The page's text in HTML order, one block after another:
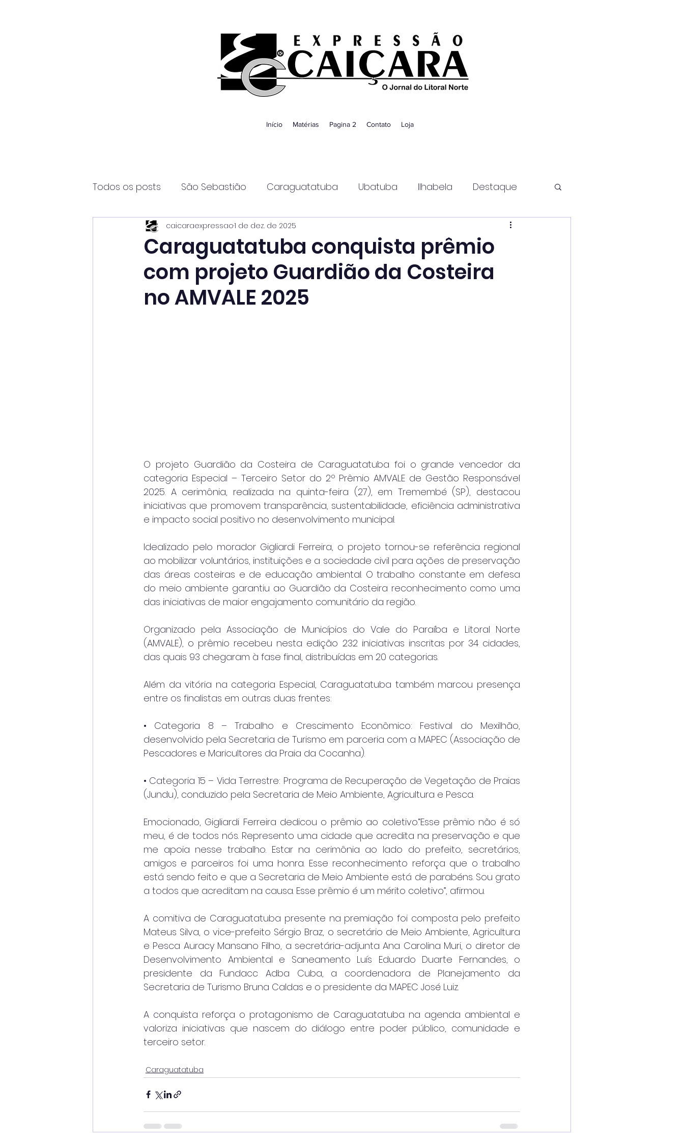
Início Matérias Pagina 2 Contato Loja
Todos os posts São Sebastião Caraguatatuba Ubatuba Ilhabela Destaque
Página2 Itanhaém Guaratinguetá
Caraguatatuba conquista prêmio
com projeto Guardião da Costeira
no AMVALE 2025
caicaraexpressao1 de dez. de 2025
O projeto Guardião da Costeira de Caraguatatuba foi o grande vencedor da
categoria Especial – Terceiro Setor do 2º Prêmio AMVALE de Gestão Responsável
2025. A cerimônia, realizada na quinta-feira (27), em Tremembé (SP), destacou
iniciativas que promovem transparência, sustentabilidade, eficiência administrativa
e impacto social positivo no desenvolvimento municipal.
Idealizado pelo morador Gigliardi Ferreira, o projeto tornou-se referência regional
ao mobilizar voluntários, instituições e a sociedade civil para ações de preservação
das áreas costeiras e de educação ambiental. O trabalho constante em defesa
do meio ambiente garantiu ao Guardião da Costeira reconhecimento como uma
das iniciativas de maior engajamento comunitário da região.
Organizado pela Associação de Municípios do Vale do Paraíba e Litoral Norte
(AMVALE), o prêmio recebeu nesta edição 232 iniciativas inscritas por 34 cidades,
das quais 93 chegaram à fase final, distribuídas em 20 categorias.
Além da vitória na categoria Especial, Caraguatatuba também marcou presença
entre os finalistas em outras duas frentes:
• Categoria 8 – Trabalho e Crescimento Econômico: Festival do Mexilhão,
desenvolvido pela Secretaria de Turismo em parceria com a MAPEC (Associação de
Pescadores e Maricultores da Praia da Cocanha).
• Categoria 15 – Vida Terrestre: Programa de Recuperação de Vegetação de Praias
(Jundu), conduzido pela Secretaria de Meio Ambiente, Agricultura e Pesca.
Emocionado, Gigliardi Ferreira dedicou o prêmio ao coletivo.“Esse prêmio não é só
meu, é de todos nós. Represento uma cidade que acredita na preservação e que
me apoia nesse trabalho. Estar na cerimônia ao lado do prefeito, secretários,
amigos e parceiros foi uma honra. Esse reconhecimento reforça que o trabalho
está sendo feito e que a Secretaria de Meio Ambiente está de parabéns. Sou grato
a todos que acreditam na causa. Esse prêmio é um mérito coletivo”, afirmou.
A comitiva de Caraguatatuba presente na premiação foi composta pelo prefeito
Mateus Silva, o vice-prefeito Sérgio Braz, o secretário de Meio Ambiente, Agricultura
e Pesca Auracy Mansano Filho, a secretária-adjunta Ana Carolina Muri, o diretor de
Desenvolvimento Ambiental e Saneamento Luís Eduardo Duarte Fernandes, o
presidente da Fundacc Adba Cuba, a coordenadora de Planejamento da
Secretaria de Turismo Bruna Caldas e o presidente da MAPEC José Luiz.
A conquista reforça o protagonismo de Caraguatatuba na agenda ambiental e
valoriza iniciativas que nascem do diálogo entre poder público, comunidade e
terceiro setor.
Caraguatatuba